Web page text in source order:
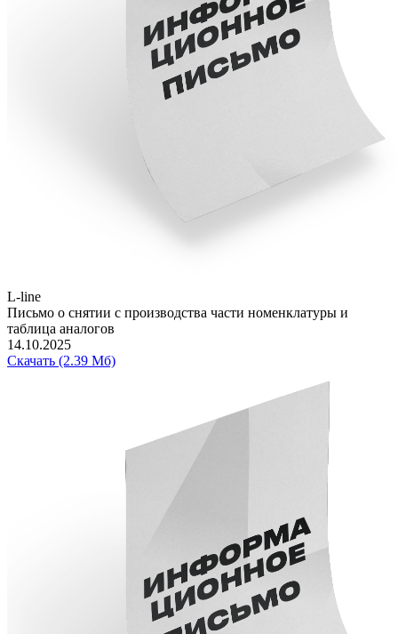
L-line
Письмо о снятии с производства части номенклатуры и
таблица аналогов
14.10.2025
Скачать (2.39 Мб)